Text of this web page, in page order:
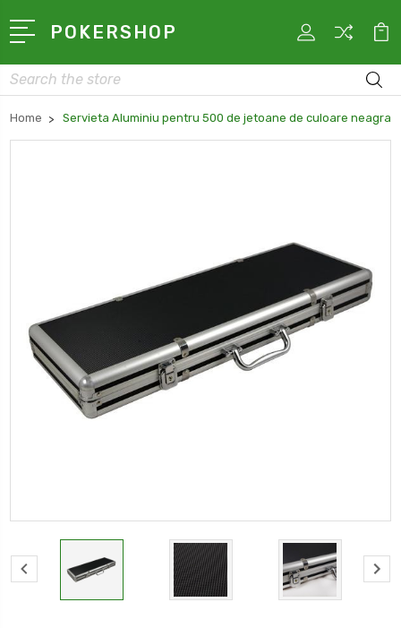
POKERSHOP
Search
Home Servieta Aluminiu pentru 500 de jetoane de culoare neagra